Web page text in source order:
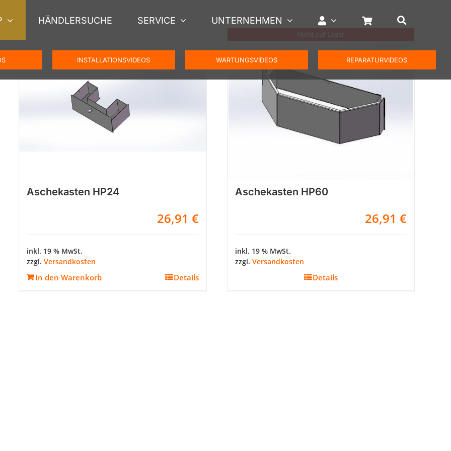
HÄNDLERSUCHE SERVICE UNTERNEHMEN
INSTALLATIONSVIDEOS WARTUNGSVIDEOS REPARATURVIDEOS
Aschekasten HP24
26,91 €
inkl. 19 % MwSt.
zzgl.Versandkosten
In den Warenkorb Details
Aschekasten HP60
26,91 €
inkl. 19 % MwSt.
zzgl. Versandkosten
Details